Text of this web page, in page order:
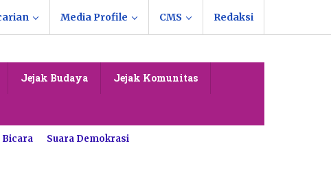
Media Profile CMS Redaksi
Jejak Budaya Jejak Komunitas
Bicara Suara Demokrasi